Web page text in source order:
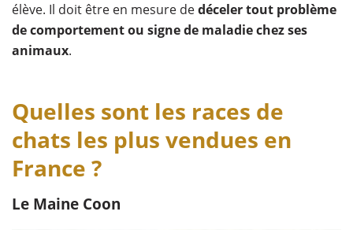
élève. Il doit être en mesure dedéceler tout problème
de comportement ou signe de maladie chez ses
animaux.
Quelles sont les races de
chats les plus vendues en
France ?
Le Maine Coon